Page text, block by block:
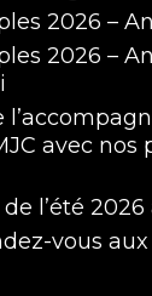
2026 –
2026 –
avec nos
de l’été
vous